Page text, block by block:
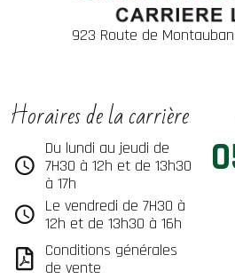
923 Route de
Horaires de la carrière
Du lundi au jeudi de
7H30 à 12h et de 13h30
à 17h
Le vendredi de 7H30 à
12h et de 13h30 à 16h
Conditions générales
de vente